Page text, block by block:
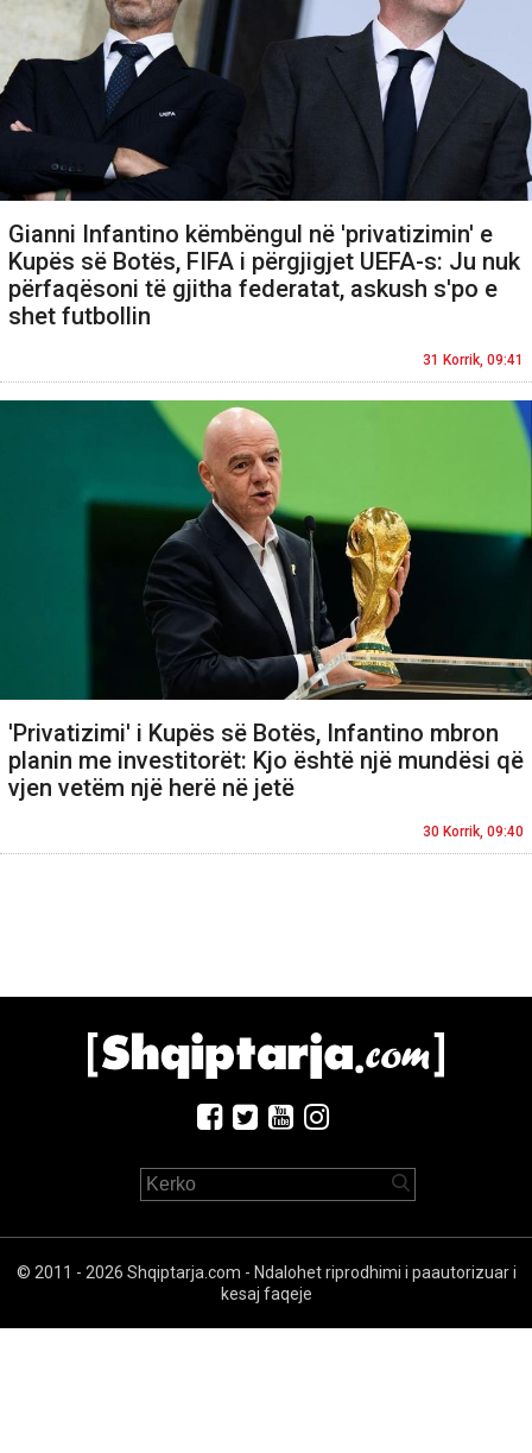
Gianni Infantino këmbëngul në 'privatizimin' e
Kupës së Botës, FIFA i përgjigjet UEFA-s: Ju nuk
përfaqësoni të gjitha federatat, askush s'po e
shet futbollin
31 Korrik, 09:41
'Privatizimi' i Kupës së Botës, Infantino mbron
planin me investitorët: Kjo është një mundësi që
vjen vetëm një herë në jetë
30 Korrik, 09:40
© 2011 - 2026 Shqiptarja.com - Ndalohet riprodhimi i paautorizuar i
kesaj faqeje